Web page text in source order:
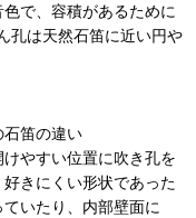
で、容積があるために
孔は天然石笛に近い円や
笛の違い
やすい位置に吹き孔を
きにくい形状であった
いたり、内部壁面に